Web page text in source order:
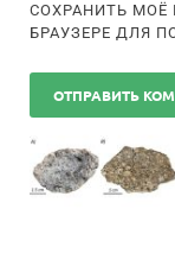
СОХРАНИТЬ МОЁ
БРАУЗЕРЕ ДЛЯ